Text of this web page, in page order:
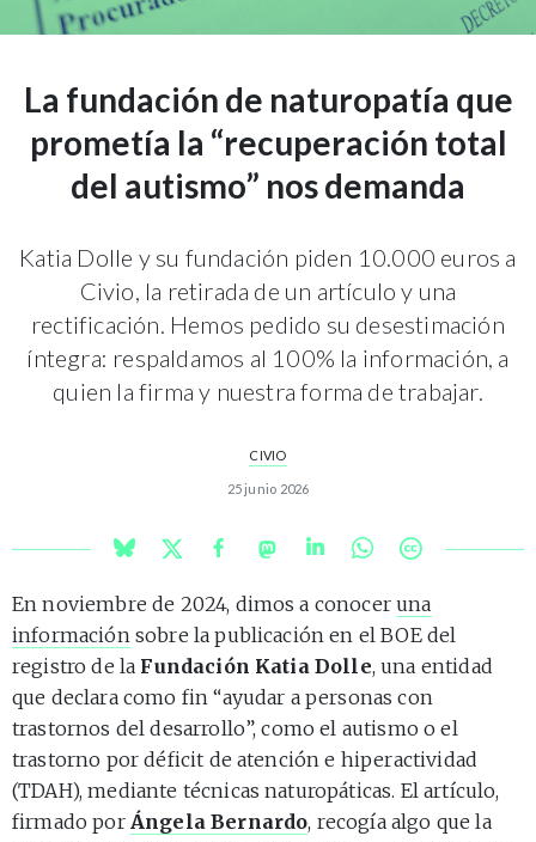
La fundación de naturopatía que
prometía la “recuperación total
del autismo” nos demanda
Katia Dolle y su fundación piden 10.000 euros a
Civio, la retirada de un artículo y una
rectificación. Hemos pedido su desestimación
íntegra: respaldamos al 100% la información, a
quien la firma y nuestra forma de trabajar.
CIVIO
25 junio 2026
En noviembre de 2024, dimos a conoceruna
información sobre la publicación en el BOE del
registro de la Fundación Katia Dolle, una entidad
que declara como fin “ayudar a personas con
trastornos del desarrollo”, como el autismo o el
trastorno por déficit de atención e hiperactividad
(TDAH), mediante técnicas naturopáticas. El artículo,
firmado por Ángela Bernardo, recogía algo que la